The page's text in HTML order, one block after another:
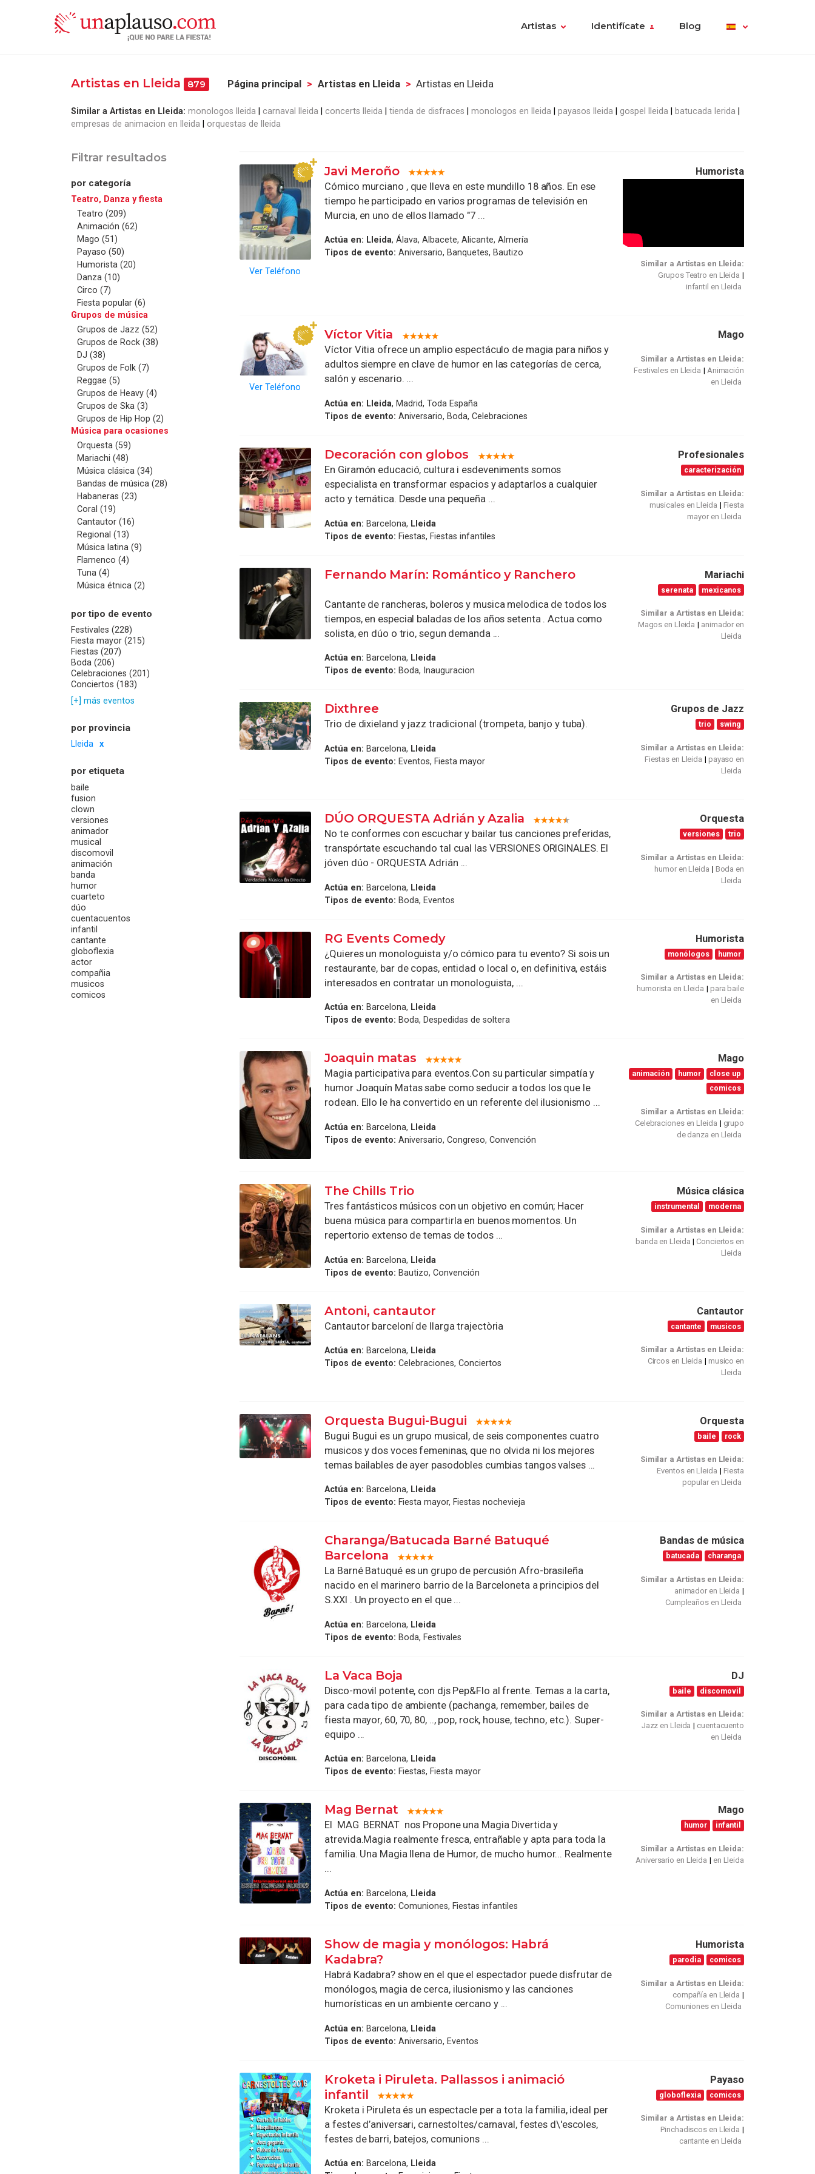
Artistas Identifícate Blog
Artistas en Lleida 879 Página principal Artistas en Lleida Artistas en Lleida
Similar a Artistas en Lleida: monologos lleida carnaval lleida concerts lleida tienda de disfraces monologos en lleida payasos lleida gospel lleida
batucada lerida
empresas de animacion en lleida
orquestas de lleida
Filtrar resultados
por categoría
Teatro, Danza y fiesta
Teatro (209)
Animación (62)
Mago (51)
Payaso (50)
Humorista (20)
Danza (10)
Circo (7)
Fiesta popular (6)
Grupos de música
Grupos de Jazz (52)
Grupos de Rock (38)
DJ (38)
Grupos de Folk (7)
Reggae (5)
Grupos de Heavy (4)
Grupos de Ska (3)
Grupos de Hip Hop (2)
Música para ocasiones
Orquesta (59)
Mariachi (48)
Música clásica (34)
Bandas de música (28)
Habaneras (23)
Coral (19)
Cantautor (16)
Regional (13)
Música latina (9)
Flamenco (4)
Tuna (4)
Música étnica (2)
por tipo de evento
Festivales (228)
Fiesta mayor (215)
Fiestas (207)
Boda (206)
Celebraciones (201)
Conciertos (183)
[+] más eventos
por provincia
Lleida
por etiqueta
baile
fusion
clown
versiones
animador
musical
discomovil
animación
banda
humor
cuarteto
dúo
cuentacuentos
infantil
cantante
globoflexia
actor
compañia
musicos
comicos
Ver Teléfono
Javi Meroño
Cómico murciano , que lleva en este mundillo 18 años. En ese
tiempo he participado en varios programas de televisión en
Murcia, en uno de ellos llamado "7 ...
Actúa en: Lleida, Álava, Albacete, Alicante, Almería
Tipos de evento: Aniversario, Banquetes, Bautizo
Humorista
Similar a Artistas en Lleida:
Grupos Teatro en Lleida
infantil en Lleida
Ver Teléfono
Víctor Vitia
Víctor Vitia ofrece un amplio espectáculo de magia para niños y
adultos siempre en clave de humor en las categorías de cerca,
salón y escenario. ...
Actúa en: Lleida, Madrid, Toda España
Tipos de evento: Aniversario, Boda, Celebraciones
Mago
Similar a Artistas en Lleida:
Festivales en Lleida
Animación
en Lleida
Decoración con globos
En Giramón educació, cultura i esdeveniments somos
especialista en transformar espacios y adaptarlos a cualquier
acto y temática. Desde una pequeña ...
Actúa en: Barcelona, Lleida
Tipos de evento: Fiestas, Fiestas infantiles
Profesionales
caracterización
Similar a Artistas en Lleida:
musicales en Lleida
Fiesta
mayor en Lleida
Fernando Marín: Romántico y Ranchero
Cantante de rancheras, boleros y musica melodica de todos los
tiempos, en especial baladas de los años setenta . Actua como
solista, en dúo o trio, segun demanda ...
Actúa en: Barcelona, Lleida
Tipos de evento: Boda, Inauguracion
Mariachi
serenata mexicanos
Similar a Artistas en Lleida:
Magos en Lleida
animador en
Lleida
Dixthree
Trio de dixieland y jazz tradicional (trompeta, banjo y tuba).
Actúa en: Barcelona, Lleida
Tipos de evento: Eventos, Fiesta mayor
Grupos de Jazz
trio swing
Similar a Artistas en Lleida:
Fiestas en Lleida
payaso en
Lleida
DÚO ORQUESTA Adrián y Azalia
No te conformes con escuchar y bailar tus canciones preferidas,
transpórtate escuchando tal cual las VERSIONES ORIGINALES. El
jóven dúo - ORQUESTA Adrián ...
Actúa en: Barcelona, Lleida
Tipos de evento: Boda, Eventos
Orquesta
versiones trio
Similar a Artistas en Lleida:
humor en Lleida
Boda en
Lleida
RG Events Comedy
¿Quieres un monologuista y/o cómico para tu evento? Si sois un
restaurante, bar de copas, entidad o local o, en definitiva, estáis
interesados en contratar un monologuista, ...
Actúa en: Barcelona, Lleida
Tipos de evento: Boda, Despedidas de soltera
Humorista
monólogos humor
Similar a Artistas en Lleida:
humorista en Lleida
para baile
en Lleida
Joaquin matas
Magia participativa para eventos.Con su particular simpatía y
humor Joaquín Matas sabe como seducir a todos los que le
rodean. Ello le ha convertido en un referente del ilusionismo ...
Actúa en: Barcelona, Lleida
Tipos de evento: Aniversario, Congreso, Convención
Mago
animación humor
close up
comicos
Similar a Artistas en Lleida:
Celebraciones en Lleida
grupo
de danza en Lleida
The Chills Trio
Tres fantásticos músicos con un objetivo en común; Hacer
buena música para compartirla en buenos momentos. Un
repertorio extenso de temas de todos ...
Actúa en: Barcelona, Lleida
Tipos de evento: Bautizo, Convención
Música clásica
instrumental moderna
Similar a Artistas en Lleida:
banda en Lleida
Conciertos en
Lleida
Antoni, cantautor
Cantautor barceloní de llarga trajectòria
Actúa en: Barcelona, Lleida
Tipos de evento: Celebraciones, Conciertos
Cantautor
cantante musicos
Similar a Artistas en Lleida:
Circos en Lleida
musico en
Lleida
Orquesta Bugui-Bugui
Bugui Bugui es un grupo musical, de seis componentes cuatro
musicos y dos voces femeninas, que no olvida ni los mejores
temas bailables de ayer pasodobles cumbias tangos valses ...
Actúa en: Barcelona, Lleida
Tipos de evento: Fiesta mayor, Fiestas nochevieja
Orquesta
baile rock
Similar a Artistas en Lleida:
Eventos en Lleida
Fiesta
popular en Lleida
Charanga/Batucada Barné Batuqué
Barcelona
La Barné Batuqué es un grupo de percusión Afro-brasileña
nacido en el marinero barrio de la Barceloneta a principios del
S.XXI . Un proyecto en el que ...
Actúa en: Barcelona, Lleida
Tipos de evento: Boda, Festivales
Bandas de música
batucada charanga
Similar a Artistas en Lleida:
animador en Lleida
Cumpleaños en Lleida
La Vaca Boja
Disco-movil potente, con djs Pep&Flo al frente. Temas a la carta,
para cada tipo de ambiente (pachanga, remember, bailes de
fiesta mayor, 60, 70, 80, .., pop, rock, house, techno, etc.). Super-
equipo ...
Actúa en: Barcelona, Lleida
Tipos de evento: Fiestas, Fiesta mayor
DJ
baile discomovil
Similar a Artistas en Lleida:
Jazz en Lleida
cuentacuento
en Lleida
Mag Bernat
El MAG BERNAT nos Propone una Magia Divertida y
atrevida.Magia realmente fresca, entrañable y apta para toda la
familia. Una Magia llena de Humor, de mucho humor... Realmente
...
Actúa en: Barcelona, Lleida
Tipos de evento: Comuniones, Fiestas infantiles
Mago
humor infantil
Similar a Artistas en Lleida:
Aniversario en Lleida
en Lleida
Show de magia y monólogos: Habrá
Kadabra?
Habrá Kadabra? show en el que el espectador puede disfrutar de
monólogos, magia de cerca, ilusionismo y las canciones
humorísticas en un ambiente cercano y ...
Actúa en: Barcelona, Lleida
Tipos de evento: Aniversario, Eventos
Humorista
parodia comicos
Similar a Artistas en Lleida:
compañía en Lleida
Comuniones en Lleida
Kroketa i Piruleta. Pallassos i animació
infantil
Kroketa i Piruleta és un espectacle per a tota la familia, ideal per
a festes d’aniversari, carnestoltes/carnaval, festes d\'escoles,
festes de barri, batejos, comunions ...
Actúa en: Barcelona, Lleida
Payaso
globoflexia comicos
Similar a Artistas en Lleida:
Pinchadiscos en Lleida
cantante en Lleida